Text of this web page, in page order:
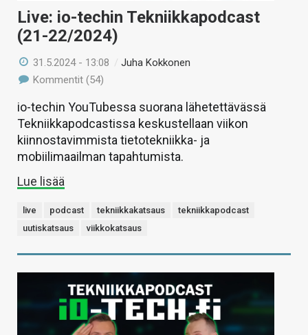
HAKU
Live: io-techin Tekniikkapodcast
(21-22/2024)
31.5.2024 - 13:08 /Juha Kokkonen
Kommentit (54)
io-techin YouTubessa suorana lähetettävässä
Tekniikkapodcastissa keskustellaan viikon
kiinnostavimmista tietotekniikka- ja
mobiilimaailman tapahtumista.
Lue lisää
live podcast tekniikkakatsaus
tekniikkapodcast
uutiskatsaus
viikkokatsaus